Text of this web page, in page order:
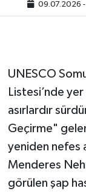
09.07.2026 -
UNESCO
Listesi’nde
asırlardır
Geçirme"
yeniden nefes
Menderes
görülen şap